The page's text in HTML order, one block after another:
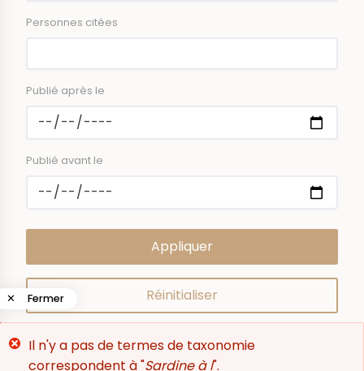
Personnes citées
Publié après le
Publié avant le
0 résultat
✕ Fermer
Message
d'erreur
Il n'y a pas de termes de taxonomie
correspondent à "Sardine à l".